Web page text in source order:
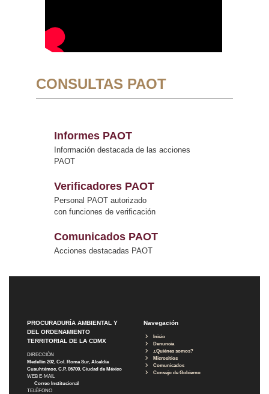
CONSULTAS PAOT
Informes PAOT
Información destacada de las acciones
PAOT
Verificadores PAOT
Personal PAOT autorizado
con funciones de verificación
Comunicados PAOT
Acciones destacadas PAOT
PROCURADURÍA AMBIENTAL Y
DEL ORDENAMIENTO
TERRITORIAL DE LA CDMX
DIRECCIÓN
Medellín 202, Col. Roma Sur, Alcaldía
Cuauhtémoc, C.P. 06700, Ciudad de México
WEB E-MAIL
Correo Institucional
TELÉFONO
Navegación
Inicio
Denuncia
¿Quiénes somos?
Micrositios
Comunicados
Consejo de Gobierno